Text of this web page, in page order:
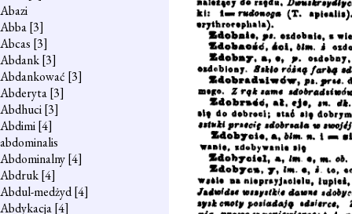
Abazi
Abba[3]
Abcas [3]
Abdank[3]
Abdankować [3]
Abderyta[3]
Abdhuci[3]
Abdimi[4]
abdominalis
Abdominalny[4]
Abdruk[4]
Abdul-medżyd[4]
Abdykacja[4]